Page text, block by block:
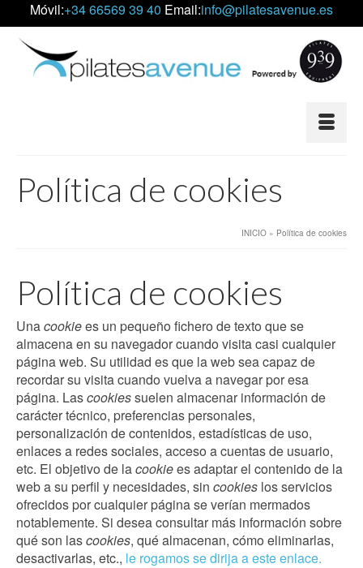
Móvil:+34 66569 39 40 Email:info@pilatesavenue.es
Política de cookies
INICIO » Política de cookies
Política de cookies
Unacookiees un pequeño fichero de texto que se
almacena en su navegador cuando visita casi cualquier
página web. Su utilidad es que la web sea capaz de
recordar su visita cuando vuelva a navegar por esa
página. Lascookiessuelen almacenar información de
carácter técnico, preferencias personales,
personalización de contenidos, estadísticas de uso,
enlaces a redes sociales, acceso a cuentas de usuario,
etc. El objetivo de lacookiees adaptar el contenido de la
web a su perfil y necesidades, sin cookies los servicios
ofrecidos por cualquier página se verían mermados
notablemente. Si desea consultar más información sobre
qué son lascookies, qué almacenan, cómo eliminarlas,
desactivarlas, etc., le rogamos se dirija a este enlace.